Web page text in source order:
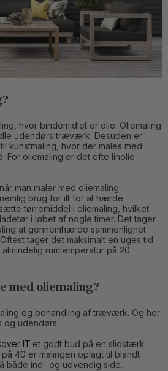
hvor bindemidlet er olie. Oliemaling
udendørs træværk. Desuden er
kunstmaling, hvor der males med
For oliemaling er det ofte linolie
man maler med oliemaling
brug for ilt for at hærde
tørremiddel i oliemaling, hvilket
i løbet af nogle timer. Det tager
at gennemhærde sammenlignet
tager det maksimalt en uges tid
rumtemperatur på 20
med oliemaling?
og behandling af træværk. Og her
og udendørs.
IT et godt bud på en slidstærk
40 er malingen oplagt til blandt
både ind- og udvendig side.